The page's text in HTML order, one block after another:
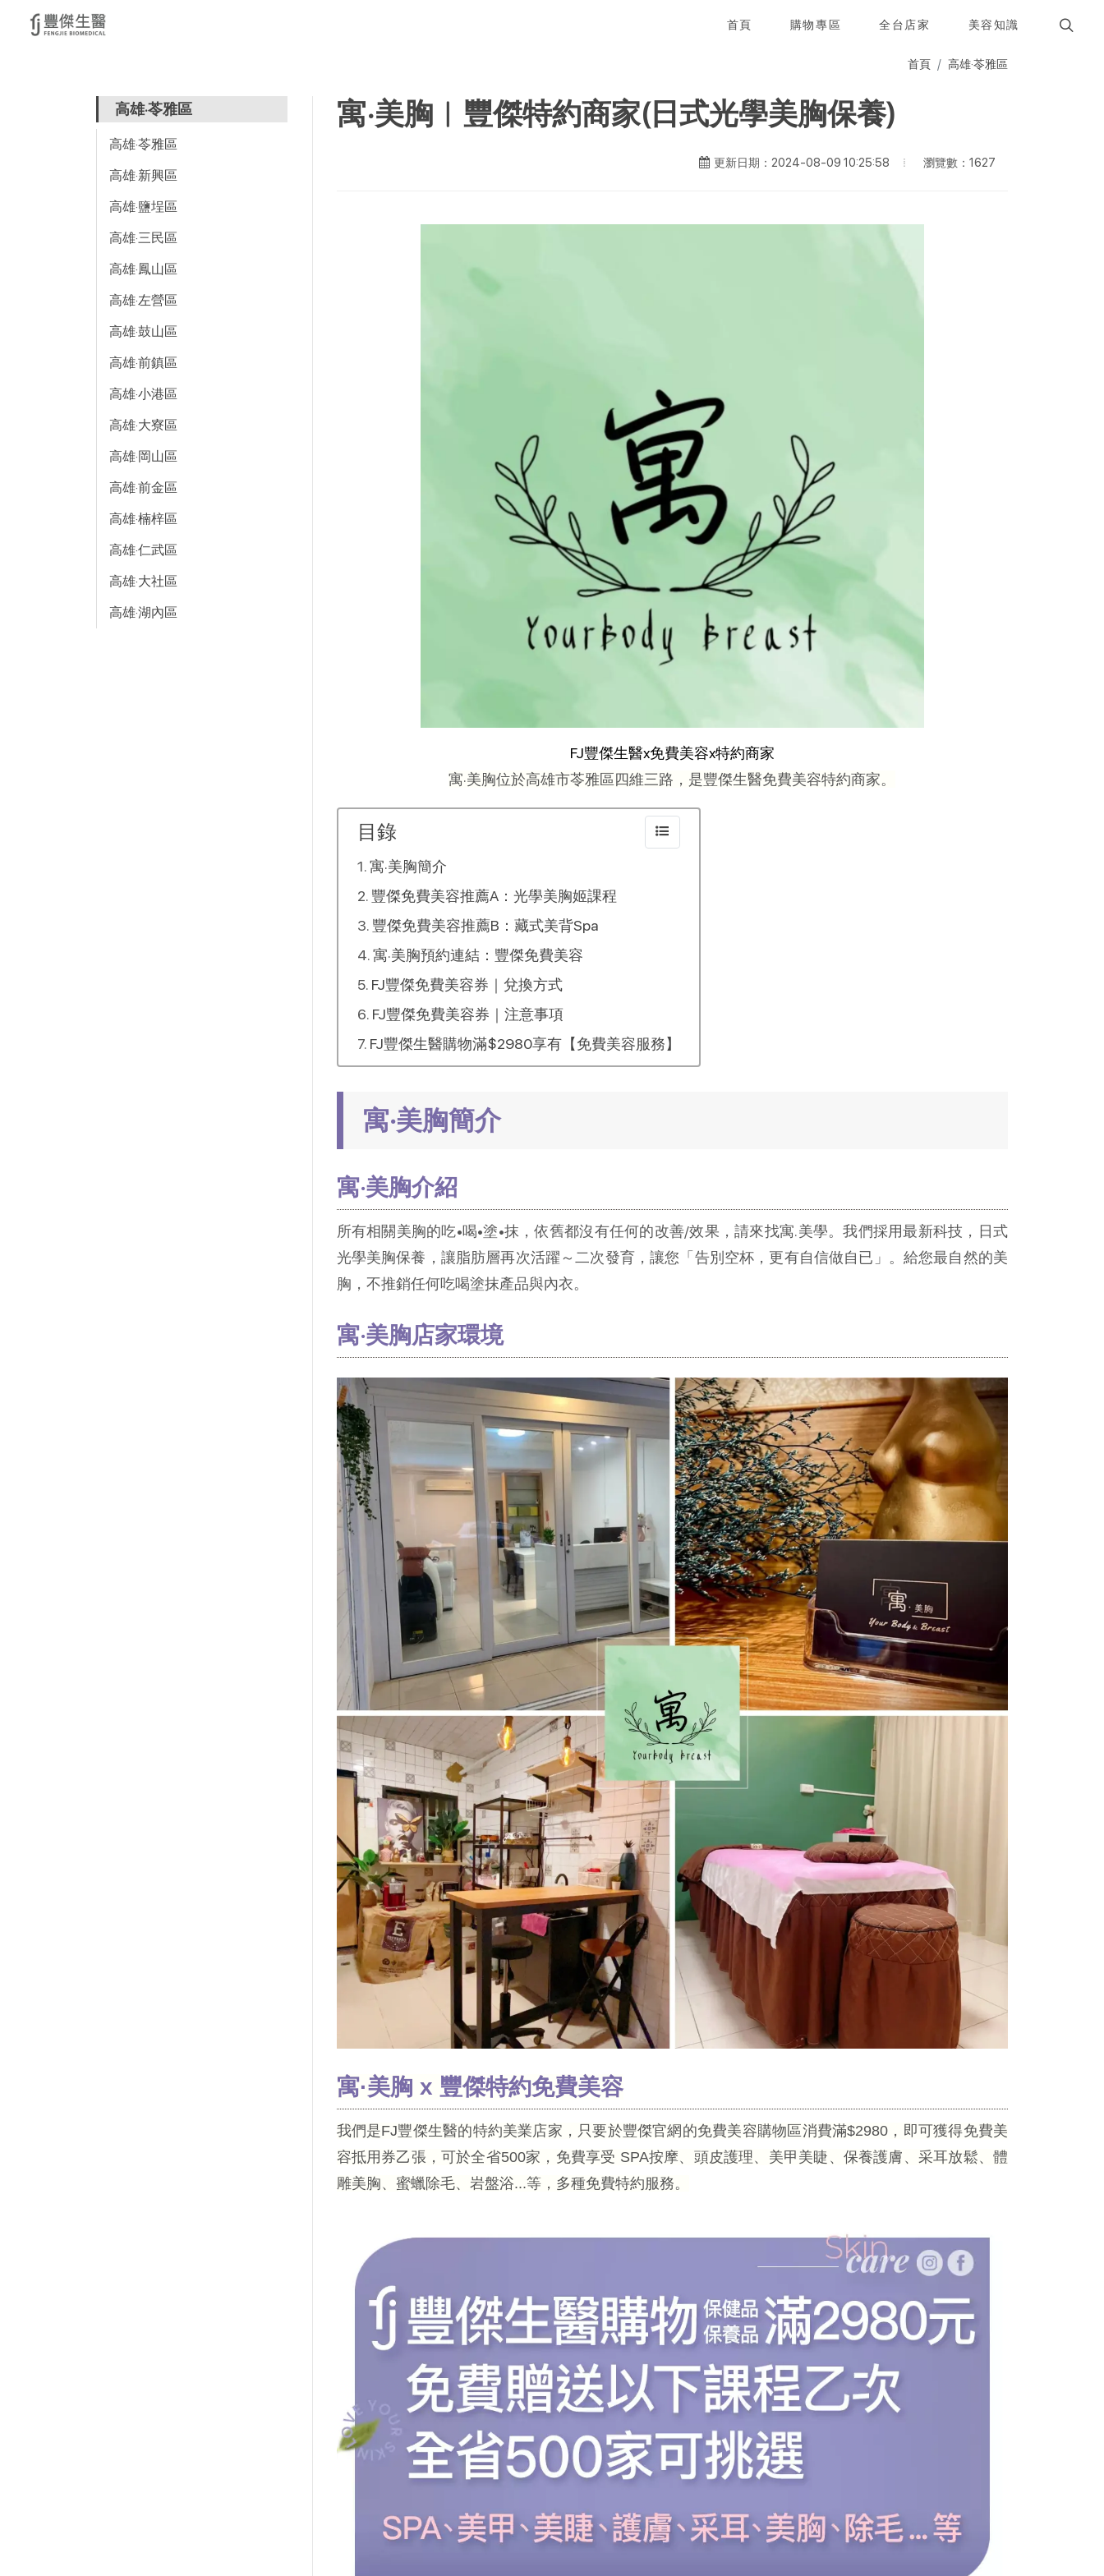
首頁 購物專區 全台店家 美容知識
首頁 高雄·苓雅區
高雄·苓雅區
高雄·苓雅區
高雄·新興區
高雄·鹽埕區
高雄·三民區
高雄·鳳山區
高雄·左營區
高雄·鼓山區
高雄·前鎮區
高雄·小港區
高雄·大寮區
高雄·岡山區
高雄·前金區
高雄·楠梓區
高雄·仁武區
高雄·大社區
高雄·湖內區
寓·美胸︱豐傑特約商家(日式光學美胸保養)
更新日期：2024-08-09 10:25:58 瀏覽數：1627
FJ豐傑生醫x免費美容x特約商家
寓·美胸位於高雄市苓雅區四維三路，是豐傑生醫免費美容特約商家。
目錄
寓·美胸簡介
豐傑免費美容推薦A：光學美胸姬課程
豐傑免費美容推薦B：藏式美背Spa
寓·美胸預約連結：豐傑免費美容
FJ豐傑免費美容券｜兌換方式
FJ豐傑免費美容券｜注意事項
FJ豐傑生醫購物滿$2980享有【免費美容服務】
寓·美胸簡介
寓·美胸介紹
所有相關美胸的吃•喝•塗•抹，依舊都沒有任何的改善/效果，請來找寓.美學。我們採用最新科技，日式
光學美胸保養，讓脂肪層再次活躍～二次發育，讓您「告別空杯，更有自信做自已」。給您最自然的美
胸，不推銷任何吃喝塗抹產品與內衣。
寓·美胸店家環境
寓·美胸 x 豐傑特約免費美容
我們是FJ豐傑生醫的特約美業店家，只要於豐傑官網的免費美容購物區消費滿$2980，即可獲得免費美
容抵用券乙張，可於全省500家，免費享受 SPA按摩、頭皮護理、美甲美睫、保養護膚、采耳放鬆、體
雕美胸、蜜蠟除毛、岩盤浴...等，多種免費特約服務。